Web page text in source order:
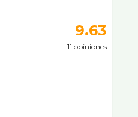
9.63
11 opiniones